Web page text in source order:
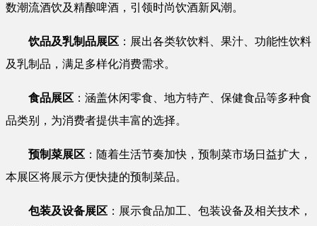
数潮流酒饮及精酿啤酒，引领时尚饮酒新风潮。
饮品及乳制品展区 ：展出各类软饮料、果汁、功能性饮料
及乳制品，满足多样化消费需求。
食品展区 ：涵盖休闲零食、地方特产、保健食品等多种食
品类别，为消费者提供丰富的选择。
预制菜展区 ：随着生活节奏加快，预制菜市场日益扩大，
本展区将展示方便快捷的预制菜品。
包装及设备展区 ：展示食品加工、包装设备及相关技术，